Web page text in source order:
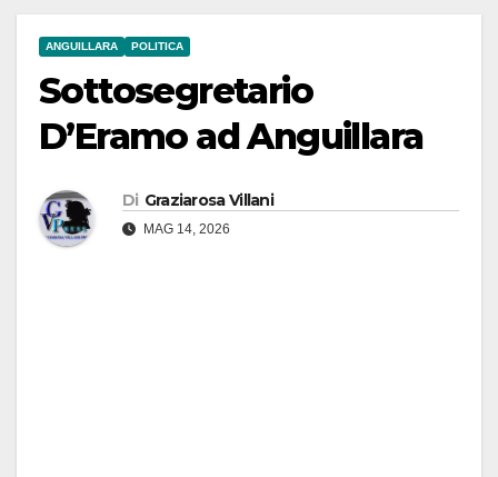
ANGUILLARA POLITICA
Sottosegretario
D’Eramo ad Anguillara
Di Graziarosa Villani
MAG 14, 2026